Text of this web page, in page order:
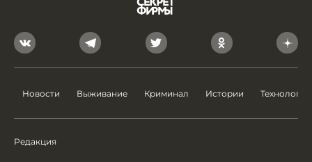
Новости Выживание Криминал Истории Технологии
Редакция